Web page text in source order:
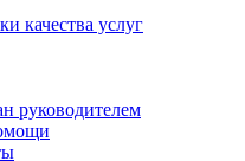
качества услуг
руководителем